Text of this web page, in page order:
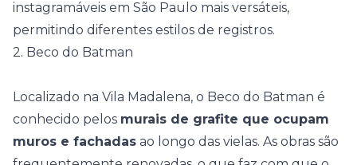
instagramáveis em São Paulo mais versáteis,
permitindo diferentes estilos de registros.
2. Beco do Batman
Localizado na Vila Madalena, o Beco do Batman é
conhecido pelos murais de grafite que ocupam
muros e fachadas ao longo das vielas. As obras são